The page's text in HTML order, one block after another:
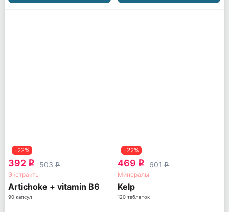
-22%
392 q 503q
Экстракты
Artichoke + vitamin B6
90 капсул
-22%
469 q 601q
Минералы
Kelp
120 таблеток